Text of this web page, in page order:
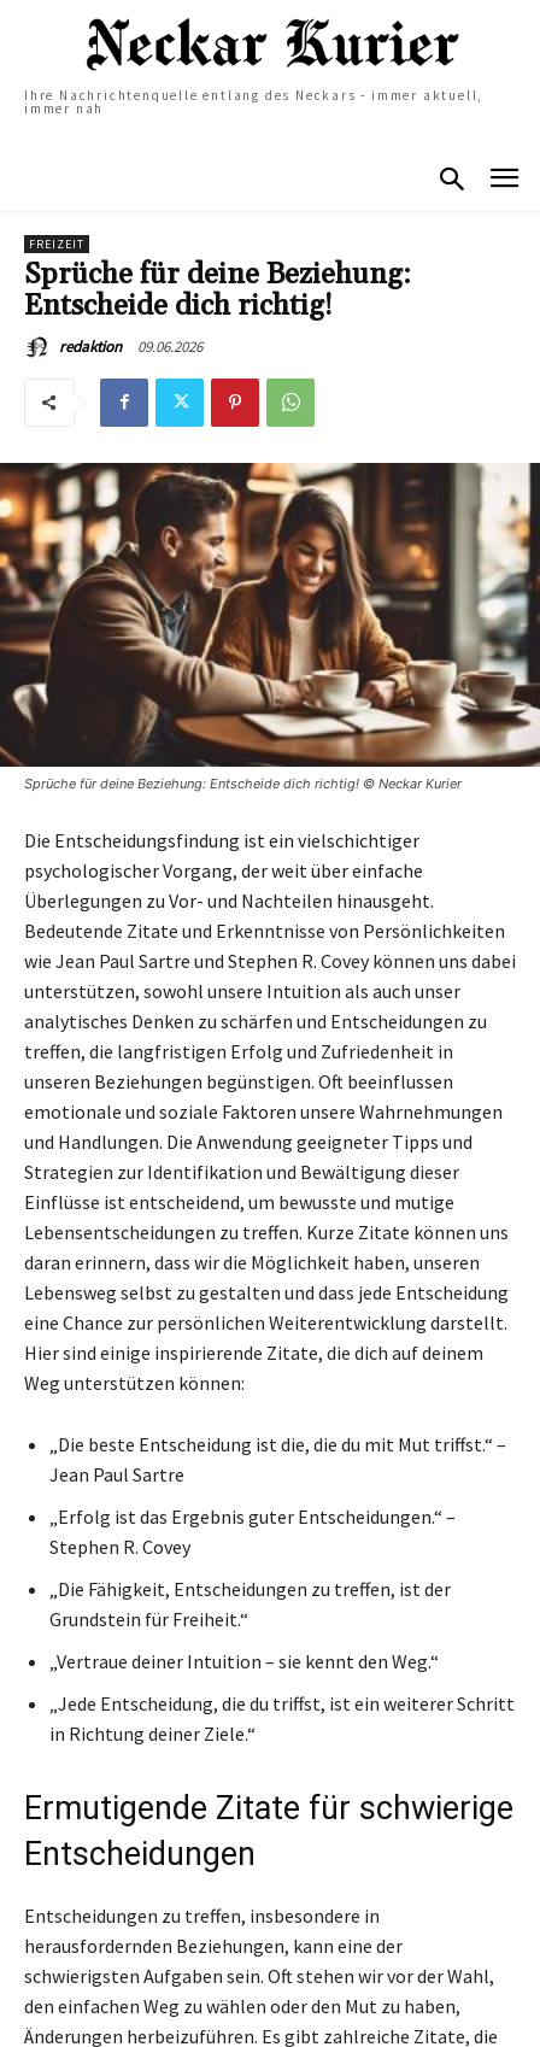
Ihre Nachrichtenquelle entlang des Neckars - immer aktuell,
immer nah
FREIZEIT
Sprüche für deine Beziehung:
Entscheide dich richtig!
redaktion 09.06.2026
Sprüche für deine Beziehung: Entscheide dich richtig! © Neckar Kurier
Die Entscheidungsfindung ist ein vielschichtiger
psychologischer Vorgang, der weit über einfache
Überlegungen zu Vor- und Nachteilen hinausgeht.
Bedeutende Zitate und Erkenntnisse von Persönlichkeiten
wie Jean Paul Sartre und Stephen R. Covey können uns dabei
unterstützen, sowohl unsere Intuition als auch unser
analytisches Denken zu schärfen und Entscheidungen zu
treffen, die langfristigen Erfolg und Zufriedenheit in
unseren Beziehungen begünstigen. Oft beeinflussen
emotionale und soziale Faktoren unsere Wahrnehmungen
und Handlungen. Die Anwendung geeigneter Tipps und
Strategien zur Identifikation und Bewältigung dieser
Einflüsse ist entscheidend, um bewusste und mutige
Lebensentscheidungen zu treffen. Kurze Zitate können uns
daran erinnern, dass wir die Möglichkeit haben, unseren
Lebensweg selbst zu gestalten und dass jede Entscheidung
eine Chance zur persönlichen Weiterentwicklung darstellt.
Hier sind einige inspirierende Zitate, die dich auf deinem
Weg unterstützen können:
„Die beste Entscheidung ist die, die du mit Mut triffst.“ –
Jean Paul Sartre
„Erfolg ist das Ergebnis guter Entscheidungen.“ –
Stephen R. Covey
„Die Fähigkeit, Entscheidungen zu treffen, ist der
Grundstein für Freiheit.“
„Vertraue deiner Intuition – sie kennt den Weg.“
„Jede Entscheidung, die du triffst, ist ein weiterer Schritt
in Richtung deiner Ziele.“
Ermutigende Zitate für schwierige
Entscheidungen
Entscheidungen zu treffen, insbesondere in
herausfordernden Beziehungen, kann eine der
schwierigsten Aufgaben sein. Oft stehen wir vor der Wahl,
den einfachen Weg zu wählen oder den Mut zu haben,
Änderungen herbeizuführen. Es gibt zahlreiche Zitate, die